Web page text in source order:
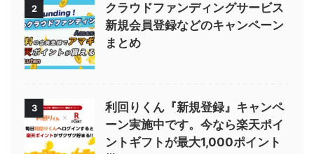
2
クラウドファンディングサービス
新規会員登録などのキャンペーン
まとめ
3
利回りくん『新規登録』キャンペ
ーン実施中です。今なら楽天ポイ
ントギフトが最大1,000ポイント